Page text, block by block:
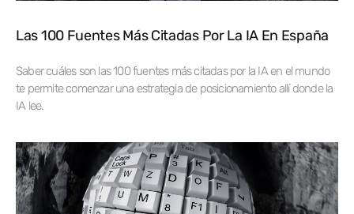
Las 100 Fuentes Más Citadas Por La IA En España
Saber cuáles son las 100 fuentes más citadas por la IA en el mundo
te permite comenzar una estrategia de posicionamiento allí donde la
IA lee.